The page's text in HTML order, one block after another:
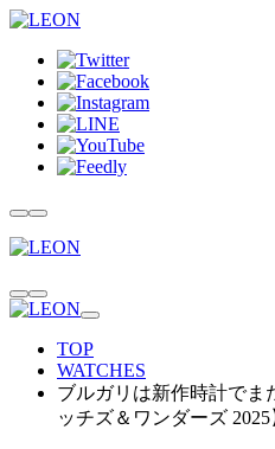
TOP
WATCHES
ブルガリは新作時計でま
ッチズ＆ワンダーズ 2025